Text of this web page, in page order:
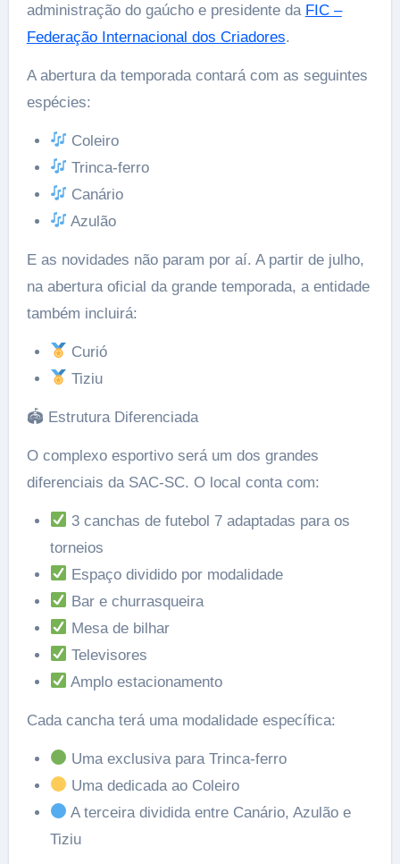
administração do gaúcho e presidente da FIC –
Federação Internacional dos Criadores.
A abertura da temporada contará com as seguintes
espécies:
Coleiro
Trinca-ferro
Canário
Azulão
E as novidades não param por aí. A partir de julho,
na abertura oficial da grande temporada, a entidade
também incluirá:
Curió
Tiziu
🏟 Estrutura Diferenciada
O complexo esportivo será um dos grandes
diferenciais da SAC-SC. O local conta com:
3 canchas de futebol 7 adaptadas para os
torneios
Espaço dividido por modalidade
Bar e churrasqueira
Mesa de bilhar
Televisores
Amplo estacionamento
Cada cancha terá uma modalidade específica:
Uma exclusiva para Trinca-ferro
Uma dedicada ao Coleiro
A terceira dividida entre Canário, Azulão e
Tiziu